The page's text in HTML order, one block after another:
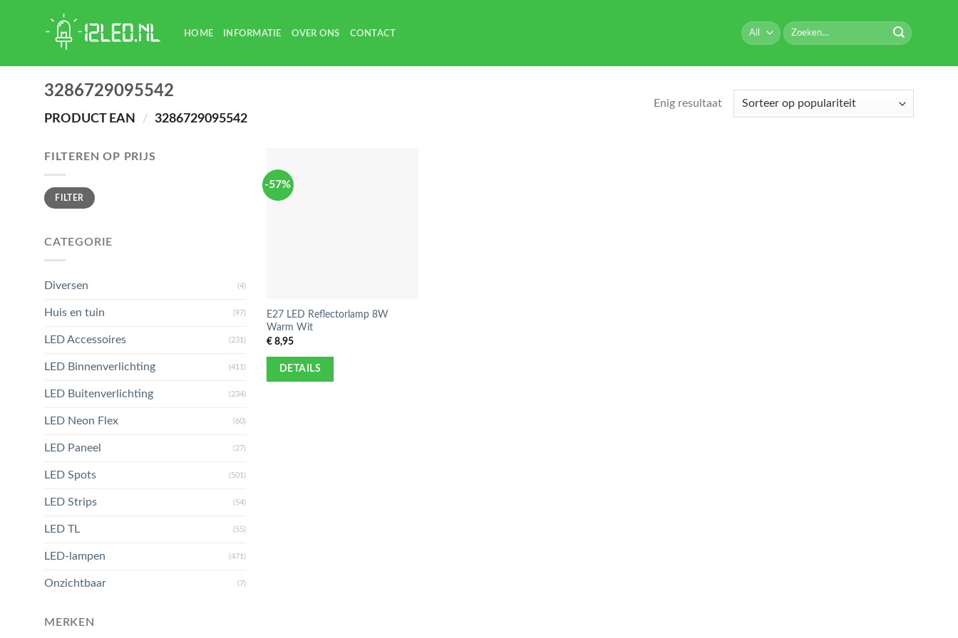
HOME INFORMATIE OVER ONS CONTACT
Zoeken
naar:
3286729095542
PRODUCT EAN / 3286729095542
Enig resultaat
FILTEREN OP PRIJS
Min.
prijs
Max.
prijsFILTER
CATEGORIE
Diversen (4)
Huis en tuin (97)
LED Accessoires (231)
LED Binnenverlichting (411)
LED Buitenverlichting (234)
LED Neon Flex (60)
LED Paneel (27)
LED Spots (501)
LED Strips (54)
LED TL (55)
LED-lampen (471)
Onzichtbaar (7)
MERKEN
-57%
E27 LED Reflectorlamp 8W
Warm Wit
€ 8,95
DETAILS